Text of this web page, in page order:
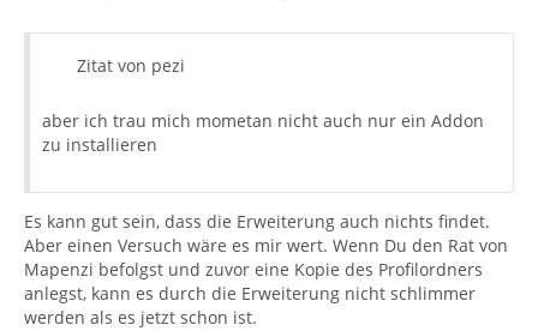
Zitat von pezi
aber ich trau mich mometan nicht auch nur ein Addon
zu installieren
Es kann gut sein, dass die Erweiterung auch nichts findet.
Aber einen Versuch wäre es mir wert. Wenn Du den Rat von
Mapenzi befolgst und zuvor eine Kopie des Profilordners
anlegst, kann es durch die Erweiterung nicht schlimmer
werden als es jetzt schon ist.